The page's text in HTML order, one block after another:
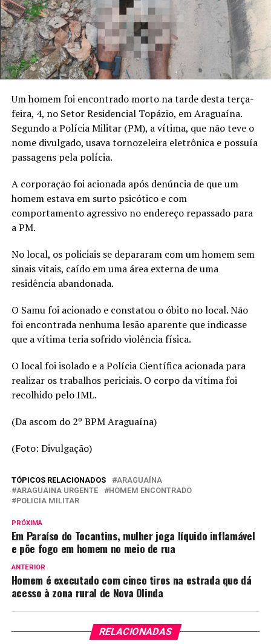
Um homem foi encontrado morto na tarde desta terça-
feira, 4, no Setor Residencial Topázio, em Araguaína.
Segundo a Polícia Militar (PM), a vítima, que não teve o
nome divulgado, usava tornozeleira eletrônica e possuía
passagens pela polícia.
A corporação foi acionada após denúncia de que um
homem estava em surto psicótico e com
comportamento agressivo no endereço repassado para
a PM.
No local, os policiais se depararam com um homem sem
sinais vitais, caído em uma área externa de uma
residência abandonada.
O Samu foi acionado e constatou o óbito no local. Não
foi encontrada nenhuma lesão aparente que indicasse
que a vítima teria sofrido violência física.
O local foi isolado e a Polícia Científica acionada para
realizar os trabalhos periciais. O corpo da vítima foi
recolhido pelo IML.
(Da ascom do 2º BPM Araguaína)
(Foto: Divulgação)
TÓPICOS RELACIONADOS
ARAGUAÍNA
ARAGUAINA URGENTE
HOMEM ENCONTRADO
POLICIA MILITAR
PRÓXIMA
Em Paraíso do Tocantins, mulher joga líquido inflamável
e põe fogo em homem no meio de rua
ANTERIOR
Homem é executado com cinco tiros na estrada que dá
acesso à zona rural de Nova Olinda
RELACIONADAS